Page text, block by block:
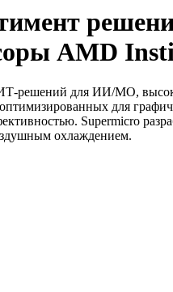
AMD
решений для ИИ/МО,
для
Supermicro
охлаждением.